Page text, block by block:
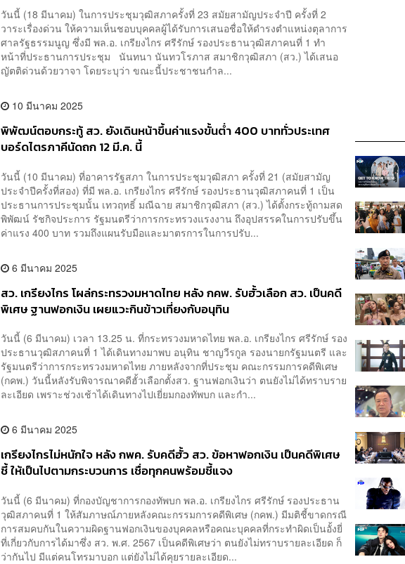
วันนี้ (18 มีนาคม) ในการประชุมวุฒิสภาครั้งที่ 23 สมัยสามัญประจำปี ครั้งที่ 2
วาระเรื่องด่วน ให้ความเห็นชอบบุคคลผู้ได้รับการเสนอชื่อให้ดำรงตำแหน่งตุลาการ
ศาลรัฐธรรมนูญ ซึ่งมี พล.อ. เกรียงไกร ศรีรักษ์ รองประธานวุฒิสภาคนที่ 1 ทำ
หน้าที่ประธานการประชุม นันทนา นันทวโรภาส สมาชิกวุฒิสภา (สว.) ได้เสนอ
ญัตติด่วนด้วยวาจา โดยระบุว่า ขณะนี้ประชาชนกำล...
10 มีนาคม 2025
พิพัฒน์ตอบกระทู้ สว. ยังเดินหน้าขึ้นค่าแรงขั้นต่ำ 400 บาททั่วประเทศ
บอร์ดไตรภาคีนัดถก 12 มี.ค. นี้
วันนี้ (10 มีนาคม) ที่อาคารรัฐสภา ในการประชุมวุฒิสภา ครั้งที่ 21 (สมัยสามัญ
ประจำปีครั้งที่สอง) ที่มี พล.อ. เกรียงไกร ศรีรักษ์ รองประธานวุฒิสภาคนที่ 1 เป็น
ประธานการประชุมนั้น เทวฤทธิ์ มณีฉาย สมาชิกวุฒิสภา (สว.) ได้ตั้งกระทู้ถามสด
พิพัฒน์ รัชกิจประการ รัฐมนตรีว่าการกระทรวงแรงงาน ถึงอุปสรรคในการปรับขึ้น
ค่าแรง 400 บาท รวมถึงแผนรับมือและมาตรการในการปรับ...
6 มีนาคม 2025
สว. เกรียงไกร โผล่กระทรวงมหาดไทย หลัง กคพ. รับฮั้วเลือก สว. เป็นคดี
พิเศษ ฐานฟอกเงิน เผยแวะกินข้าวเที่ยงกับอนุทิน
วันนี้ (6 มีนาคม) เวลา 13.25 น. ที่กระทรวงมหาดไทย พล.อ. เกรียงไกร ศรีรักษ์ รอง
ประธานวุฒิสภาคนที่ 1 ได้เดินทางมาพบ อนุทิน ชาญวีรกูล รองนายกรัฐมนตรี และ
รัฐมนตรีว่าการกระทรวงมหาดไทย ภายหลังจากที่ประชุม คณะกรรมการคดีพิเศษ
(กคพ.) วันนี้หลังรับพิจารณาคดีฮั้วเลือกตั้งสว. ฐานฟอกเงินว่า ตนยังไม่ได้ทราบราย
ละเอียด เพราะช่วงเช้าได้เดินทางไปเยี่ยมกองทัพบก และกำ...
6 มีนาคม 2025
เกรียงไกรไม่หนักใจ หลัง กพค. รับคดีฮั้ว สว. ข้อหาฟอกเงิน เป็นคดีพิเศษ
ชี้ ให้เป็นไปตามกระบวนการ เชื่อทุกคนพร้อมชี้แจง
วันนี้ (6 มีนาคม) ที่กองบัญชาการกองทัพบก พล.อ. เกรียงไกร ศรีรักษ์ รองประธาน
วุฒิสภาคนที่ 1 ให้สัมภาษณ์ภายหลังคณะกรรมการคดีพิเศษ (กคพ.) มีมติชี้ขาดกรณี
การสมคบกันในความผิดฐานฟอกเงินของบุคคลหรือคณะบุคคลที่กระทำผิดเป็นอั้งยี่
ที่เกี่ยวกับการได้มาซึ่ง สว. พ.ศ. 2567 เป็นคดีพิเศษว่า ตนยังไม่ทราบรายละเอียด ก็
ว่ากันไป มีแต่คนโทรมาบอก แต่ยังไม่ได้คุยรายละเอียด...